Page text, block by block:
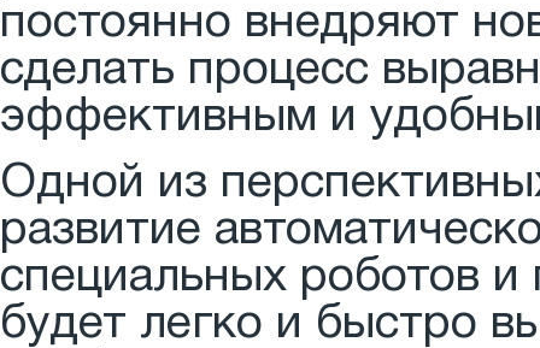
постоянно внедряют
сделать процесс
эффективным и
Одной из
развитие
специальных роботов
будет легко и быстро